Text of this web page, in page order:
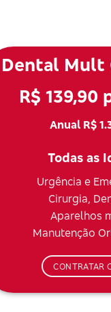
Dental Mult
R$ 139,90
Anual R$
Todas as
Urgência e
Cirurgia,
Aparelhos
Manutenção
CONTRATAR